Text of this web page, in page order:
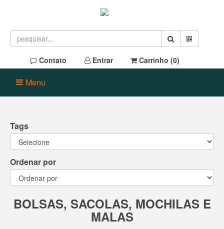
Contato Entrar Carrinho (0)
Menu
Tags
Ordenar por
BOLSAS, SACOLAS, MOCHILAS E
MALAS